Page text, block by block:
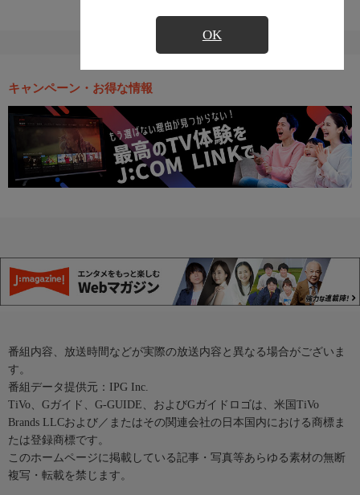
OK
キャンペーン・お得な情報
番組内容、放送時間などが実際の放送内容と異なる場合がございま
す。
番組データ提供元：IPG Inc.
TiVo、Gガイド、G-GUIDE、およびGガイドロゴは、米国TiVo
Brands LLCおよび／またはその関連会社の日本国内における商標ま
たは登録商標です。
このホームページに掲載している記事・写真等あらゆる素材の無断
複写・転載を禁じます。